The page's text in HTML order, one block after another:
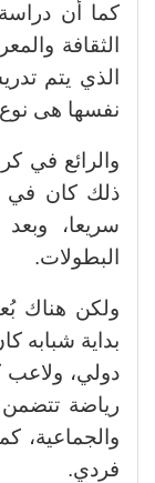
كما أن
الثقافة
الذي يتم
نفسها هى نوع
والرائع في
ذلك كان في
سريعا،
البطولات.
ولكن هناك
بداية شبابه
دولي، ولاعب
رياضة تتضمن
والجماعية،
فردي.